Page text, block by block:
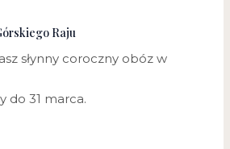
Raju
słynny coroczny obóz w
do 31 marca.